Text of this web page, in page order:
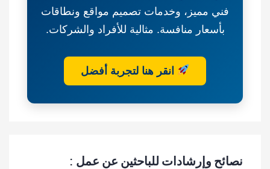
فني مميز، وخدمات تصميم مواقع ونطاقات
بأسعار منافسة. مثالية للأفراد والشركات.
انقر هنا لتجربة أفضل
نصائح وإرشادات للباحثين عن عمل :